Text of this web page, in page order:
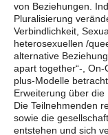
von Beziehungen.
Pluralisierung
Verbindlichkeit,
heterosexuellen /
alternative
apart together“-,
plus-Modelle
Erweiterung über die
Die Teilnehmenden
sowie die
entstehen und sich